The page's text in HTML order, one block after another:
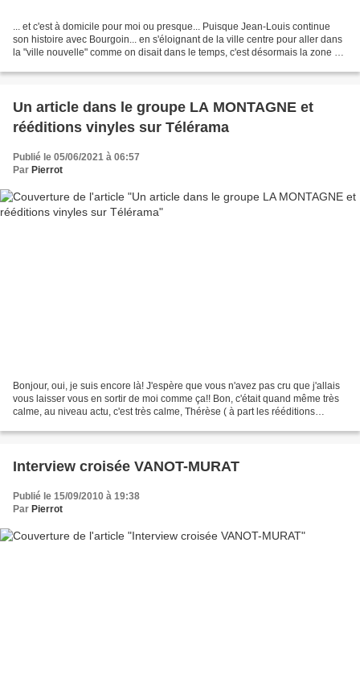
... et c'est à domicile pour moi ou presque... Puisque Jean-Louis continue
son histoire avec Bourgoin... en s'éloignant de la ville centre pour aller dans
la "ville nouvelle" comme on disait dans le temps, c'est désormais la zone de
Un article dans le groupe LA MONTAGNE et
rééditions vinyles sur Télérama
Publié le 05/06/2021 à 06:57
Par Pierrot
Bonjour, oui, je suis encore là! J'espère que vous n'avez pas cru que j'allais
vous laisser vous en sortir de moi comme ça!! Bon, c'était quand même très
calme, au niveau actu, c'est très calme, Thérèse ( à part les rééditions
Interview croisée VANOT-MURAT
Publié le 15/09/2010 à 19:38
Par Pierrot